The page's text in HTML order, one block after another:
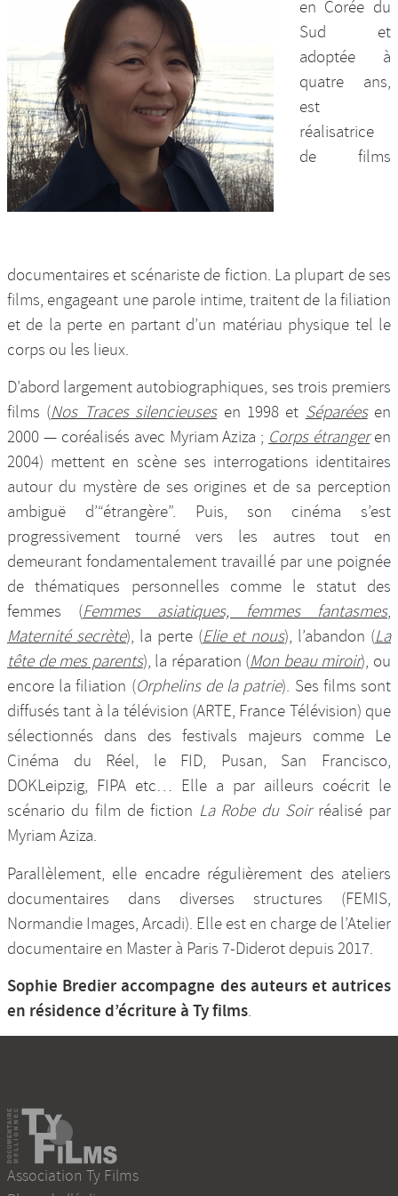
Nos productions et +
en Corée du
Sud et
adoptée à
quatre ans,
est
réalisatrice
de films
documentaires et scénariste de fiction. La plupart de ses
films, engageant une parole intime, traitent de la filiation
et de la perte en partant d’un matériau physique tel le
corps ou les lieux.
D’abord largement autobiographiques, ses trois premiers
films (Nos Traces silencieusesen 1998 et Séparéesen
2000 — coréalisés avec Myriam Aziza ; Corps étrangeren
2004) mettent en scène ses interrogations identitaires
autour du mystère de ses origines et de sa perception
ambiguë d’“étrangère”. Puis, son cinéma s’est
progressivement tourné vers les autres tout en
demeurant fondamentalement travaillé par une poignée
de thématiques personnelles comme le statut des
femmes (Femmes asiatiques, femmes fantasmes,
Maternité secrète), la perte (Elie et nous), l’abandon (La
tête de mes parents), la réparation (Mon beau miroir), ou
encore la filiation (Orphelins de la patrie). Ses films sont
diffusés tant à la télévision (ARTE, France Télévision) que
sélectionnés dans des festivals majeurs comme Le
Cinéma du Réel, le FID, Pusan, San Francisco,
DOKLeipzig, FIPA etc… Elle a par ailleurs coécrit le
scénario du film de fiction La Robe du Soirréalisé par
Myriam Aziza.
Parallèlement, elle encadre régulièrement des ateliers
documentaires dans diverses structures (FEMIS,
Normandie Images, Arcadi). Elle est en charge de l’Atelier
documentaire en Master à Paris 7-Diderot depuis 2017.
Sophie Bredier accompagne des auteurs et autrices
en résidence d’écriture à Ty films.
Association Ty Films